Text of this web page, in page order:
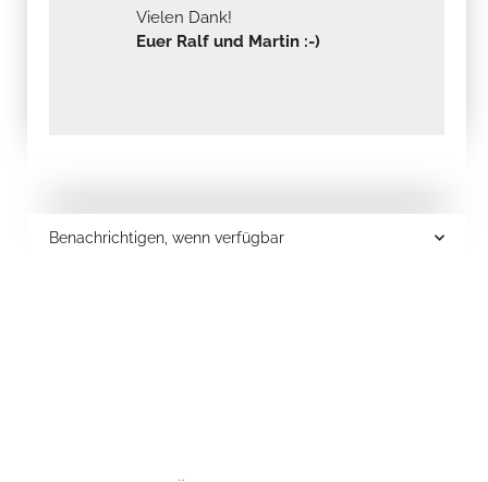
Vielen Dank!
Euer Ralf und Martin :-)
Benachrichtigen, wenn verfügbar